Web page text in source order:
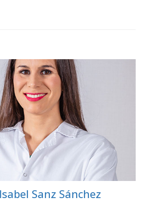
Sanz Sánchez